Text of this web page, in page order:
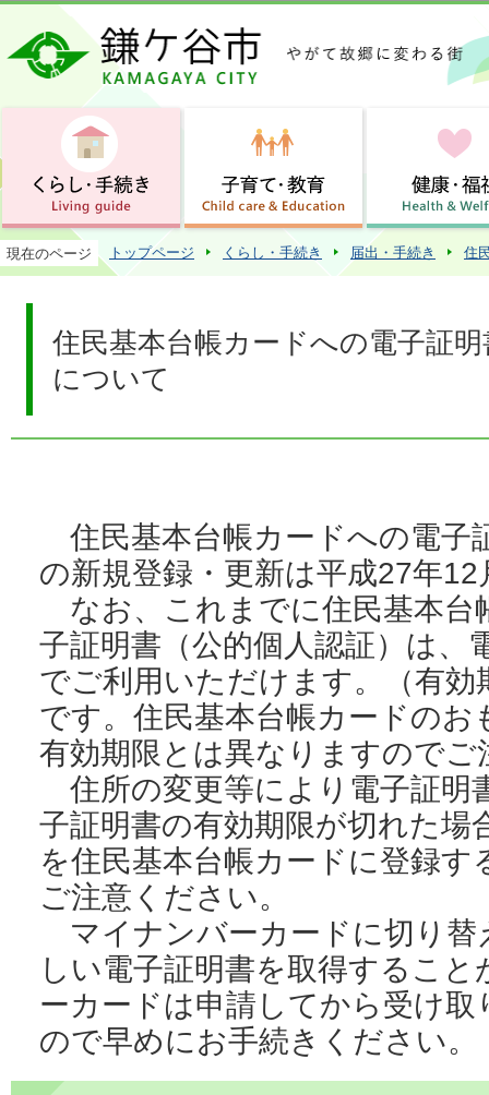
この
現在のページ トップページ くらし・手続き 届出・手続き 住
住民基本台帳カードへの電子証
について
住民基本台帳カードへの電子
の新規登録・更新は平成27年
なお、これまでに住民基本台
子証明書（公的個人認証）は、
でご利用いただけます。（有効
です。住民基本台帳カードの
有効期限とは異なりますのでご
住所の変更等により電子証明
子証明書の有効期限が切れた場
を住民基本台帳カードに登録
ご注意ください。
マイナンバーカードに切り替
しい電子証明書を取得するこ
ーカードは申請してから受け
ので早めにお手続きください。